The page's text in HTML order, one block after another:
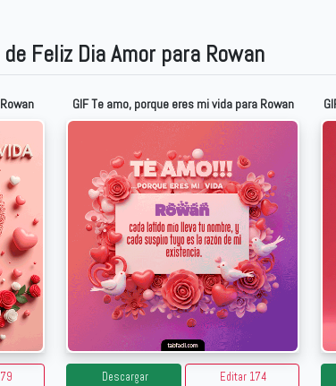
Feliz Dia Amor para Rowan
GIF Te amo, porque eres mi vida para Rowan
Descargar Editar 174